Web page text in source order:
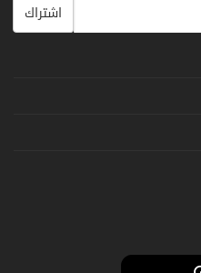
اشتراك